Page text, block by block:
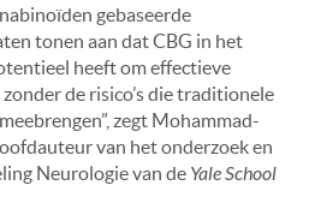
gebaseerde
tonen aan dat CBG in het
heeft om effectieve
de risico’s die traditionele
zegt Mohammad-
van het onderzoek en
Neurologie van de Yale School